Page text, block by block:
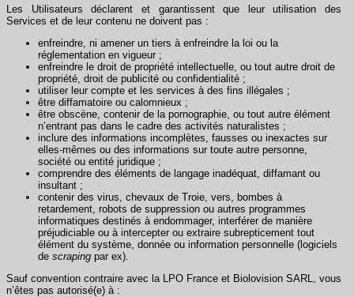
Les Utilisateurs déclarent et garantissent que leur utilisation des
Services et de leur contenu ne doivent pas :
enfreindre, ni amener un tiers à enfreindre la loi ou la
réglementation en vigueur ;
enfreindre le droit de propriété intellectuelle, ou tout autre droit de
propriété, droit de publicité ou confidentialité ;
utiliser leur compte et les services à des fins illégales ;
être diffamatoire ou calomnieux ;
être obscène, contenir de la pornographie, ou tout autre élément
n’entrant pas dans le cadre des activités naturalistes ;
inclure des informations incomplètes, fausses ou inexactes sur
elles-mêmes ou des informations sur toute autre personne,
société ou entité juridique ;
comprendre des éléments de langage inadéquat, diffamant ou
insultant ;
contenir des virus, chevaux de Troie, vers, bombes à
retardement, robots de suppression ou autres programmes
informatiques destinés à endommager, interférer de manière
préjudiciable ou à intercepter ou extraire subrepticement tout
élément du système, donnée ou information personnelle (logiciels
de scraping par ex).
Sauf convention contraire avec la LPO France et Biolovision SARL, vous
n’êtes pas autorisé(e) à :